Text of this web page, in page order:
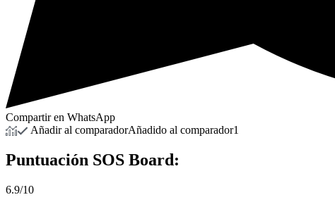
Compartir en WhatsApp
Añadir al comparadorAñadido al comparador1
Puntuación SOS Board:
6.9/10